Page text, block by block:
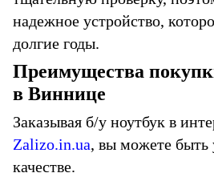
надежное устройство,
долгие годы.
Преимущества
в Виннице
Заказывая б/у ноутбук в
Zalizo.in.ua, вы можете быть
качестве.